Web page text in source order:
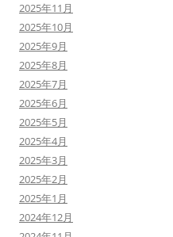
2025年11月
2025年10月
2025年9月
2025年8月
2025年7月
2025年6月
2025年5月
2025年4月
2025年3月
2025年2月
2025年1月
2024年12月